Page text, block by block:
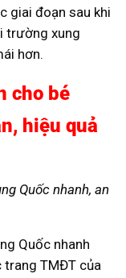
giai đoạn sau khi
trường xung
hơn.
cho bé
hiệu quả
Quốc nhanh, an
Quốc nhanh
trang TMĐT của